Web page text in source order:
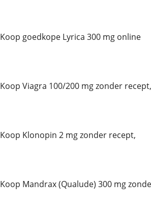
Koop goedkope Lyrica 300 mg online
Koop Viagra 100/200 mg zonder recept,
Koop Klonopin 2 mg zonder recept,
Koop Mandrax (Qualude) 300 mg